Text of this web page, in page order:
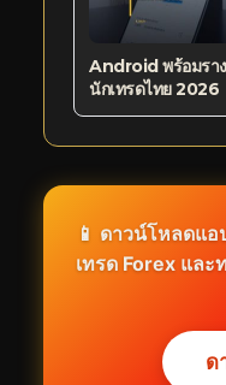
Android พร้อมรา
นักเทรดไทย 2026
📱 ดาวน์โหลดแ
เทรด Forex และ
ด